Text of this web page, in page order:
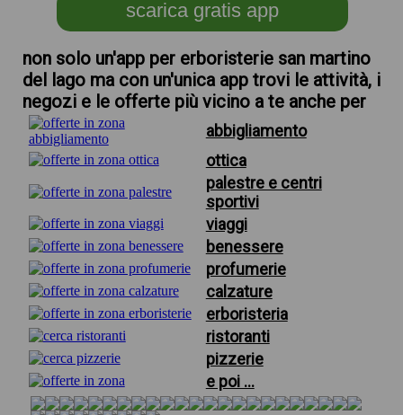
scarica gratis app
non solo un'app per erboristerie san martino
del lago ma con un'unica app trovi le attività, i
negozi e le offerte più vicino a te anche per
abbigliamento
ottica
palestre e centri
sportivi
viaggi
benessere
profumerie
calzature
erboristeria
ristoranti
pizzerie
e poi ...